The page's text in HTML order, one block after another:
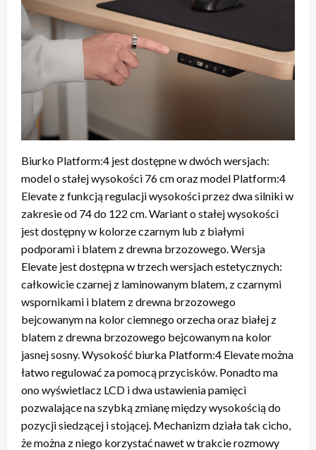
Biurko Platform:4 jest dostępne w dwóch wersjach:
model o stałej wysokości 76 cm oraz model Platform:4
Elevate z funkcją regulacji wysokości przez dwa silniki w
zakresie od 74 do 122 cm. Wariant o stałej wysokości
jest dostępny w kolorze czarnym lub z białymi
podporami i blatem z drewna brzozowego. Wersja
Elevate jest dostępna w trzech wersjach estetycznych:
całkowicie czarnej z laminowanym blatem, z czarnymi
wspornikami i blatem z drewna brzozowego
bejcowanym na kolor ciemnego orzecha oraz białej z
blatem z drewna brzozowego bejcowanym na kolor
jasnej sosny. Wysokość biurka Platform:4 Elevate można
łatwo regulować za pomocą przycisków. Ponadto ma
ono wyświetlacz LCD i dwa ustawienia pamięci
pozwalające na szybką zmianę między wysokością do
pozycji siedzącej i stojącej. Mechanizm działa tak cicho,
że można z niego korzystać nawet w trakcie rozmowy